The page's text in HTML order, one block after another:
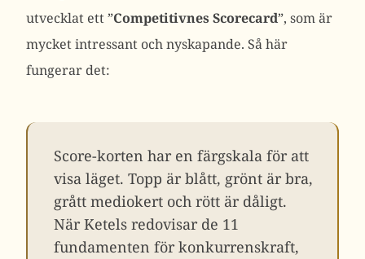
utvecklat ett ”Competitivnes Scorecard”, som är
mycket intressant och nyskapande. Så här
fungerar det:
Score-korten har en färgskala för att
visa läget. Topp är blått, grönt är bra,
grått mediokert och rött är dåligt.
När Ketels redovisar de 11
fundamenten för konkurrenskraft,